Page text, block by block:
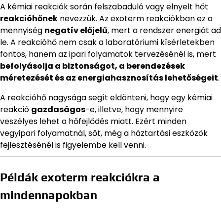
A kémiai reakciók során felszabaduló vagy elnyelt hőt
reakcióhőnek nevezzük. Az exoterm reakciókban ez a
mennyiség negatív előjelű, mert a rendszer energiát ad
le. A reakcióhő nem csak a laboratóriumi kísérletekben
fontos, hanem az ipari folyamatok tervezésénél is, mert
befolyásolja a biztonságot, a berendezések
méretezését és az energiahasznosítás lehetőségeit.
A reakcióhő nagysága segít eldönteni, hogy egy kémiai
reakció gazdaságos-e, illetve, hogy mennyire
veszélyes lehet a hőfejlődés miatt. Ezért minden
vegyipari folyamatnál, sőt, még a háztartási eszközök
fejlesztésénél is figyelembe kell venni.
Példák exoterm reakciókra a
mindennapokban